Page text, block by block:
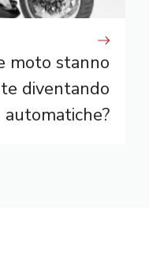
moto stanno
diventando
automatiche?